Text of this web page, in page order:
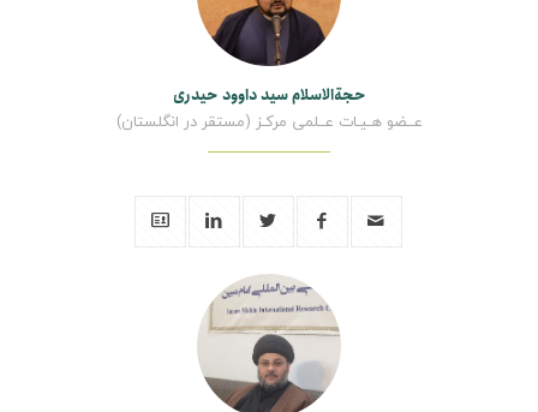
حجة‌الاسلام سید داوود حیدری
عــضو هـیـات عــلمی مرکـز (مستقر در انگلستان)